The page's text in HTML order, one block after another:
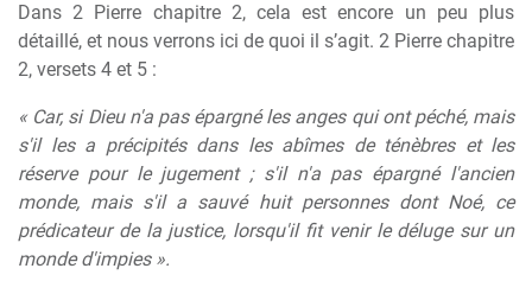
Dans 2 Pierre chapitre 2, cela est encore un peu plus
détaillé, et nous verrons ici de quoi il s’agit. 2 Pierre chapitre
2, versets 4 et 5 :
« Car, si Dieu n'a pas épargné les anges qui ont péché, mais
s'il les a précipités dans les abîmes de ténèbres et les
réserve pour le jugement ; s'il n'a pas épargné l'ancien
monde, mais s'il a sauvé huit personnes dont Noé, ce
prédicateur de la justice, lorsqu'il fit venir le déluge sur un
monde d'impies ».